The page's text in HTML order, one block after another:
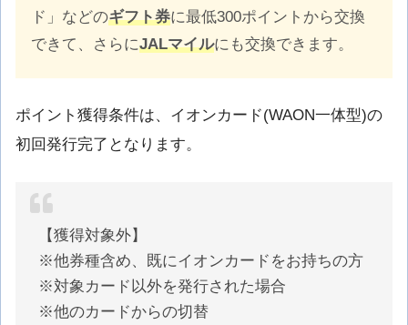
ド」などのギフト券に最低300ポイントから交換
できて、さらにJALマイルにも交換できます。
ポイント獲得条件は、イオンカード(WAON一体型)の
初回発行完了となります。
【獲得対象外】
※他券種含め、既にイオンカードをお持ちの方
※対象カード以外を発行された場合
※他のカードからの切替